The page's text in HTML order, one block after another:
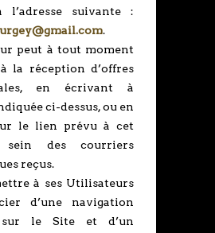
l’adresse suivante :
.
peut à tout moment
à la réception d’offres
en écrivant à
ci-dessus, ou en
le lien prévu à cet
des courriers
reçus.
à ses Utilisateurs
d’une navigation
sur le Site et d’un